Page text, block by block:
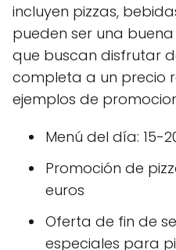
incluyen pizzas,
pueden ser una
que buscan disfrutar
completa a un precio
ejemplos de
Menú del día: 15-
Promoción de
euros
Oferta de fin de
especiales para